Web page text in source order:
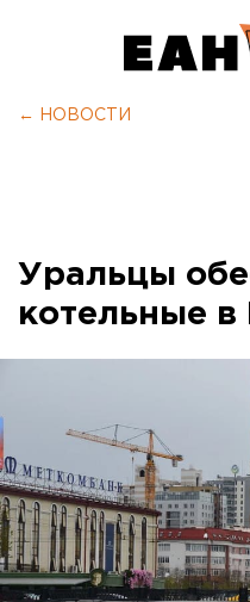
← НОВОСТИ
Уральцы
котельные в